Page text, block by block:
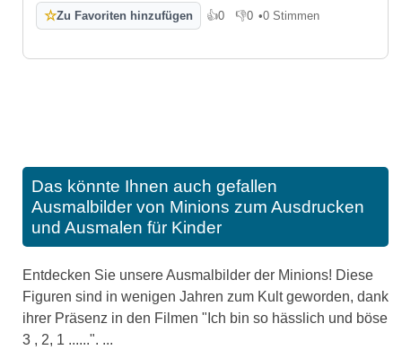
☆Zu Favoriten hinzufügen 👍0
Gefällt mir
👎0
Gefällt mir nicht
•0 Stimmen
Das könnte Ihnen auch gefallen
Ausmalbilder von Minions zum Ausdrucken
und Ausmalen für Kinder
Entdecken Sie unsere Ausmalbilder der Minions! Diese
Figuren sind in wenigen Jahren zum Kult geworden, dank
ihrer Präsenz in den Filmen "Ich bin so hässlich und böse
3 , 2, 1 ......". ...